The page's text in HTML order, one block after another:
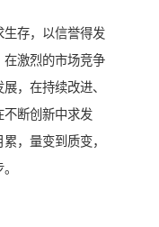
生存，以信誉得发
在激烈的市场竞争
，在持续改进、
不断创新中求发
，量变到质变，